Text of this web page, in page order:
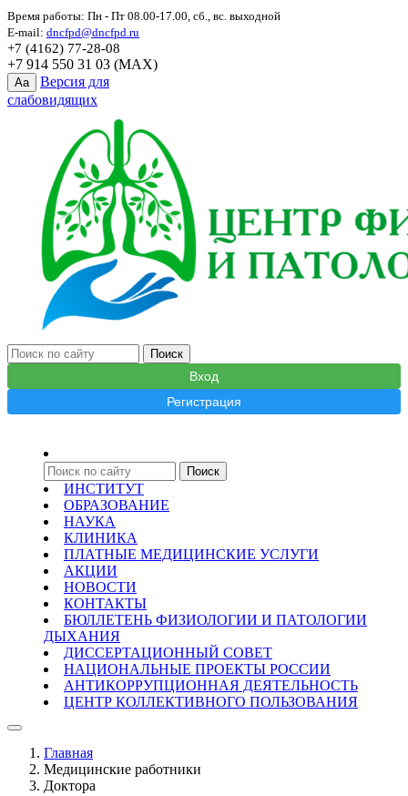
Время работы: Пн - Пт 08.00-17.00, сб., вс. выходной
E-mail: dncfpd@dncfpd.ru
+7 (4162) 77-28-08
+7 914 550 31 03 (MAX)
Aa
Версия для
слабовидящих
Вход
Регистрация
ИНСТИТУТ
ОБРАЗОВАНИЕ
НАУКА
КЛИНИКА
ПЛАТНЫЕ МЕДИЦИНСКИЕ УСЛУГИ
АКЦИИ
НОВОСТИ
КОНТАКТЫ
БЮЛЛЕТЕНЬ ФИЗИОЛОГИИ И ПАТОЛОГИИ
ДЫХАНИЯ
ДИССЕРТАЦИОННЫЙ СОВЕТ
НАЦИОНАЛЬНЫЕ ПРОЕКТЫ РОССИИ
АНТИКОРРУПЦИОННАЯ ДЕЯТЕЛЬНОСТЬ
ЦЕНТР КОЛЛЕКТИВНОГО ПОЛЬЗОВАНИЯ
Главная
Медицинские работники
Доктора